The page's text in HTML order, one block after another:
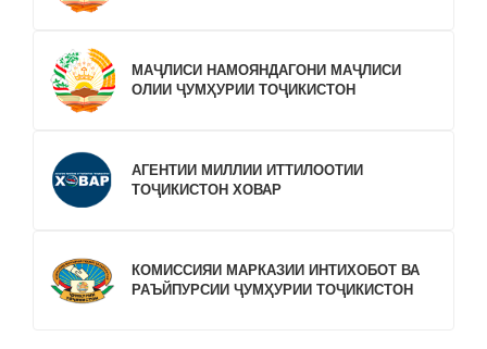
МАҶЛИСИ НАМОЯНДАГОНИ МАҶЛИСИ
ОЛИИ ҶУМҲУРИИ ТОҶИКИСТОН
АГЕНТИИ МИЛЛИИ ИТТИЛООТИИ
ТОҶИКИСТОН ХОВАР
КОМИССИЯИ МАРКАЗИИ ИНТИХОБОТ ВА
РАЪЙПУРСИИ ҶУМҲУРИИ ТОҶИКИСТОН